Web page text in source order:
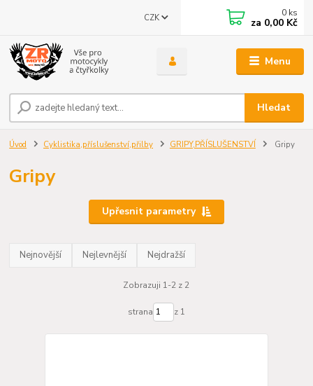
Menu
CZK
Hledat
0 ks
za 0,00 Kč
Úvod Cyklistika,příslušenství,přilby GRIPY,PŘÍSLUŠENSTVÍ Gripy
Gripy
Upřesnit parametry
Nejnovější Nejlevnější Nejdražší
Zobrazuji 1-2 z 2
strana z 1